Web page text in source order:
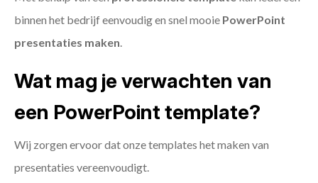
binnen het bedrijf eenvoudig en snel mooie PowerPoint
presentaties maken.
Wat mag je verwachten van
een PowerPoint template?
Wij zorgen ervoor dat onze templates het maken van
presentaties vereenvoudigt.